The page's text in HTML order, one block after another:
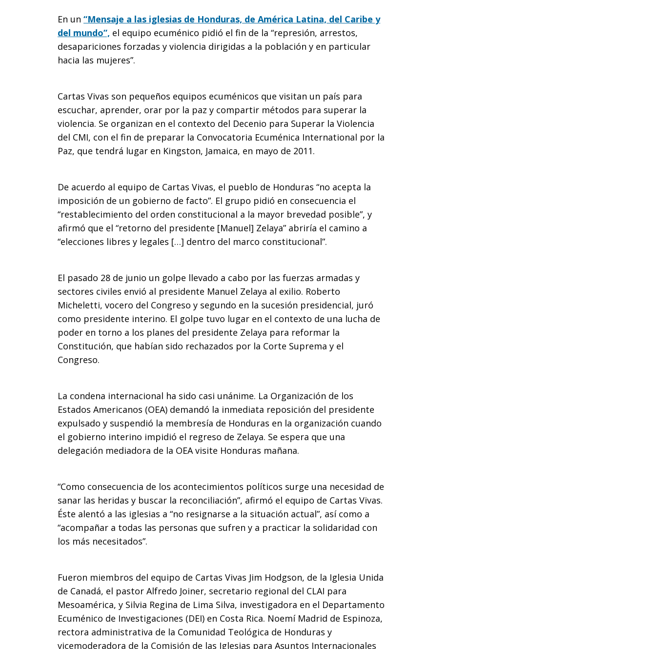
al
pueblo
En un “Mensaje a las iglesias de Honduras, de América Latina, del Caribe y
del mundo”, el equipo ecuménico pidió el fin de la “represión, arrestos,
desapariciones forzadas y violencia dirigidas a la población y en particular
hacia las mujeres”.
Cartas Vivas son pequeños equipos ecuménicos que visitan un país para
escuchar, aprender, orar por la paz y compartir métodos para superar la
violencia. Se organizan en el contexto del Decenio para Superar la Violencia
del CMI, con el fin de preparar la Convocatoria Ecuménica International por la
Paz, que tendrá lugar en Kingston, Jamaica, en mayo de 2011.
De acuerdo al equipo de Cartas Vivas, el pueblo de Honduras “no acepta la
imposición de un gobierno de facto”. El grupo pidió en consecuencia el
“restablecimiento del orden constitucional a la mayor brevedad posible”, y
afirmó que el “retorno del presidente [Manuel] Zelaya” abriría el camino a
“elecciones libres y legales […] dentro del marco constitucional”.
El pasado 28 de junio un golpe llevado a cabo por las fuerzas armadas y
sectores civiles envió al presidente Manuel Zelaya al exilio. Roberto
Micheletti, vocero del Congreso y segundo en la sucesión presidencial, juró
como presidente interino. El golpe tuvo lugar en el contexto de una lucha de
poder en torno a los planes del presidente Zelaya para reformar la
Constitución, que habían sido rechazados por la Corte Suprema y el
Congreso.
La condena internacional ha sido casi unánime. La Organización de los
Estados Americanos (OEA) demandó la inmediata reposición del presidente
expulsado y suspendió la membresía de Honduras en la organización cuando
el gobierno interino impidió el regreso de Zelaya. Se espera que una
delegación mediadora de la OEA visite Honduras mañana.
“Como consecuencia de los acontecimientos políticos surge una necesidad de
sanar las heridas y buscar la reconciliación”, afirmó el equipo de Cartas Vivas.
Éste alentó a las iglesias a “no resignarse a la situación actual”, así como a
“acompañar a todas las personas que sufren y a practicar la solidaridad con
los más necesitados”.
Fueron miembros del equipo de Cartas Vivas Jim Hodgson, de la Iglesia Unida
de Canadá, el pastor Alfredo Joiner, secretario regional del CLAI para
Mesoamérica, y Silvia Regina de Lima Silva, investigadora en el Departamento
Ecuménico de Investigaciones (DEI) en Costa Rica. Noemí Madrid de Espinoza,
rectora administrativa de la Comunidad Teológica de Honduras y
vicemoderadora de la Comisión de las Iglesias para Asuntos Internacionales